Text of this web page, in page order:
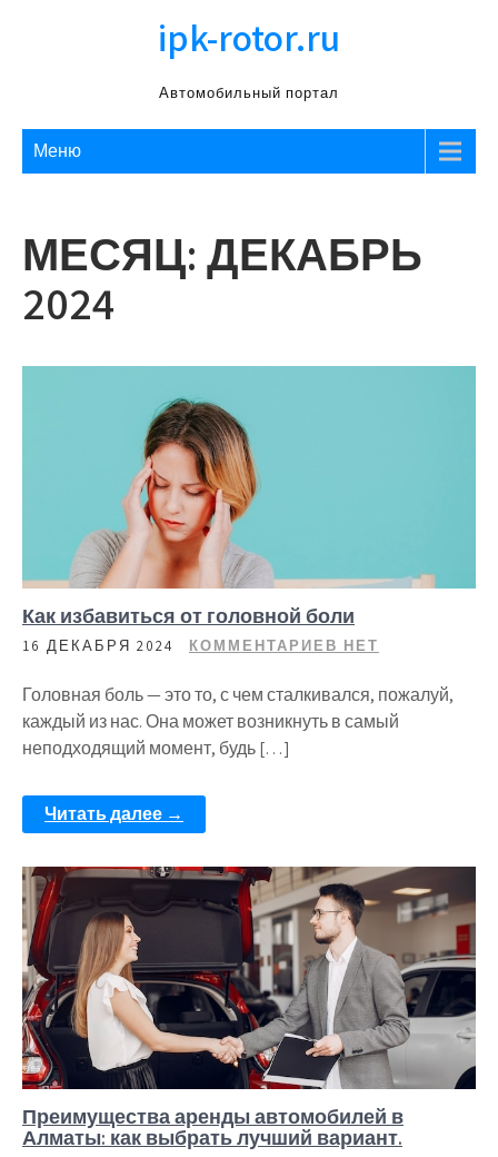
ipk-rotor.ru
Автомобильный портал
Меню
МЕСЯЦ: ДЕКАБРЬ
2024
Как избавиться от головной боли
16 ДЕКАБРЯ 2024 КОММЕНТАРИЕВ НЕТ
Головная боль — это то, с чем сталкивался, пожалуй,
каждый из нас. Она может возникнуть в самый
неподходящий момент, будь […]
Читать далее →
Преимущества аренды автомобилей в
Алматы: как выбрать лучший вариант.